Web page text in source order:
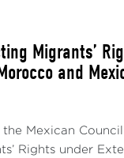
Migrants’
and
Mexican
Rights under